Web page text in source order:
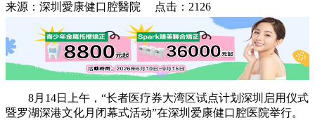
来源：深圳愛康健口腔醫院 点击：2126
8月14日上午，“长者医疗券大湾区试点计划深圳启用仪式
暨罗湖深港文化月闭幕式活动”在深圳爱康健口腔医院举行。